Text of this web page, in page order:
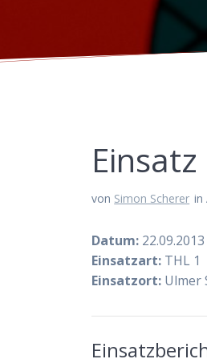
Einsatz
von Simon Scherer in
Datum:
Einsatzart: THL 1
Einsatzort: Ulmer